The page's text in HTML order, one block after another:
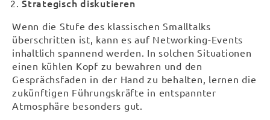
Strategisch diskutieren
Wenn die Stufe des klassischen Smalltalks
überschritten ist, kann es auf Networking-Events
inhaltlich spannend werden. In solchen Situationen
einen kühlen Kopf zu bewahren und den
Gesprächsfaden in der Hand zu behalten, lernen die
zukünftigen Führungskräfte in entspannter
Atmosphäre besonders gut.